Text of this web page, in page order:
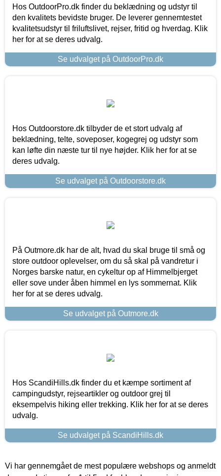
Hos OutdoorPro.dk finder du beklædning og udstyr til
den kvalitets bevidste bruger. De leverer gennemtestet
kvalitetsudstyr til friluftslivet, rejser, fritid og hverdag. Klik
her for at se deres udvalg.
Se udvalget på OutdoorPro.dk
Hos Outdoorstore.dk tilbyder de et stort udvalg af
beklædning, telte, soveposer, kogegrej og udstyr som
kan løfte din næste tur til nye højder. Klik her for at se
deres udvalg.
Se udvalget på Outdoorstore.dk
På Outmore.dk har de alt, hvad du skal bruge til små og
store outdoor oplevelser, om du så skal på vandretur i
Norges barske natur, en cykeltur op af Himmelbjerget
eller sove under åben himmel en lys sommernat. Klik
her for at se deres udvalg.
Se udvalget på Outmore.dk
Hos ScandiHills.dk finder du et kæmpe sortiment af
campingudstyr, rejseartikler og outdoor grej til
eksempelvis hiking eller trekking. Klik her for at se deres
udvalg.
Se udvalget på ScandiHills.dk
Vi har gennemgået de mest populære webshops og anmeldt